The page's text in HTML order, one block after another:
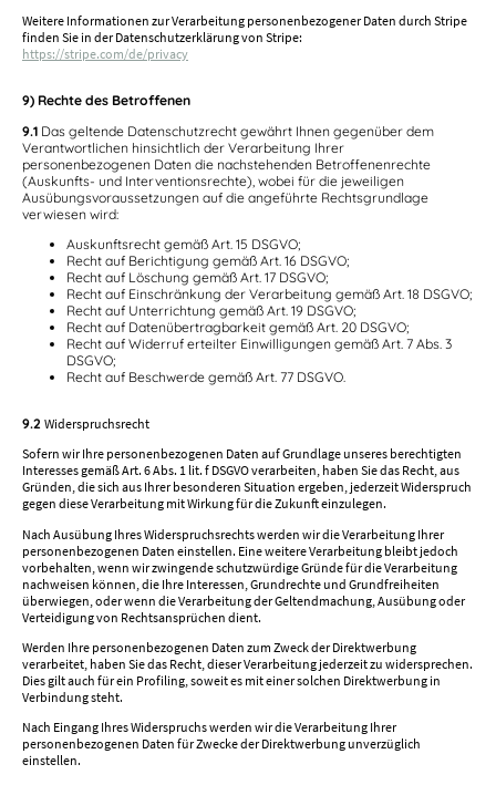
Weitere Informationen zur Verarbeitung personenbezogener Daten durch Stripe
finden Sie in der Datenschutzerklärung von Stripe:
https://stripe.com/de/privacy
9) Rechte des Betroffenen
9.1 Das geltende Datenschutzrecht gewährt Ihnen gegenüber dem
Verantwortlichen hinsichtlich der Verarbeitung Ihrer
personenbezogenen Daten die nachstehenden Betroffenenrechte
(Auskunfts- und Interventionsrechte), wobei für die jeweiligen
Ausübungsvoraussetzungen auf die angeführte Rechtsgrundlage
verwiesen wird:
Auskunftsrecht gemäß Art. 15 DSGVO;
Recht auf Berichtigung gemäß Art. 16 DSGVO;
Recht auf Löschung gemäß Art. 17 DSGVO;
Recht auf Einschränkung der Verarbeitung gemäß Art. 18 DSGVO;
Recht auf Unterrichtung gemäß Art. 19 DSGVO;
Recht auf Datenübertragbarkeit gemäß Art. 20 DSGVO;
Recht auf Widerruf erteilter Einwilligungen gemäß Art. 7 Abs. 3
DSGVO;
Recht auf Beschwerde gemäß Art. 77 DSGVO.
9.2 Widerspruchsrecht
Sofern wir Ihre personenbezogenen Daten auf Grundlage unseres berechtigten
Interesses gemäß Art. 6 Abs. 1 lit. f DSGVO verarbeiten, haben Sie das Recht, aus
Gründen, die sich aus Ihrer besonderen Situation ergeben, jederzeit Widerspruch
gegen diese Verarbeitung mit Wirkung für die Zukunft einzulegen.
Nach Ausübung Ihres Widerspruchsrechts werden wir die Verarbeitung Ihrer
personenbezogenen Daten einstellen. Eine weitere Verarbeitung bleibt jedoch
vorbehalten, wenn wir zwingende schutzwürdige Gründe für die Verarbeitung
nachweisen können, die Ihre Interessen, Grundrechte und Grundfreiheiten
überwiegen, oder wenn die Verarbeitung der Geltendmachung, Ausübung oder
Verteidigung von Rechtsansprüchen dient.
Werden Ihre personenbezogenen Daten zum Zweck der Direktwerbung
verarbeitet, haben Sie das Recht, dieser Verarbeitung jederzeit zu widersprechen.
Dies gilt auch für ein Profiling, soweit es mit einer solchen Direktwerbung in
Verbindung steht.
Nach Eingang Ihres Widerspruchs werden wir die Verarbeitung Ihrer
personenbezogenen Daten für Zwecke der Direktwerbung unverzüglich
einstellen.